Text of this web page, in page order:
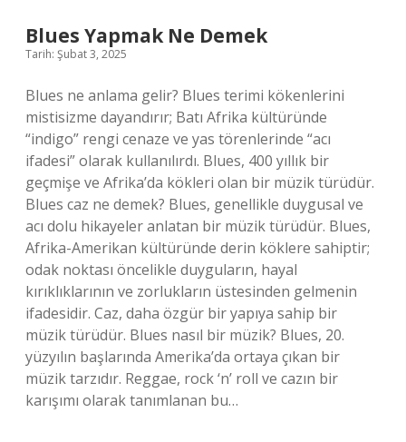
Blues Yapmak Ne Demek
Tarih: Şubat 3, 2025
Blues ne anlama gelir? Blues terimi kökenlerini
mistisizme dayandırır; Batı Afrika kültüründe
“indigo” rengi cenaze ve yas törenlerinde “acı
ifadesi” olarak kullanılırdı. Blues, 400 yıllık bir
geçmişe ve Afrika’da kökleri olan bir müzik türüdür.
Blues caz ne demek? Blues, genellikle duygusal ve
acı dolu hikayeler anlatan bir müzik türüdür. Blues,
Afrika-Amerikan kültüründe derin köklere sahiptir;
odak noktası öncelikle duyguların, hayal
kırıklıklarının ve zorlukların üstesinden gelmenin
ifadesidir. Caz, daha özgür bir yapıya sahip bir
müzik türüdür. Blues nasıl bir müzik? Blues, 20.
yüzyılın başlarında Amerika’da ortaya çıkan bir
müzik tarzıdır. Reggae, rock ‘n’ roll ve cazın bir
karışımı olarak tanımlanan bu…